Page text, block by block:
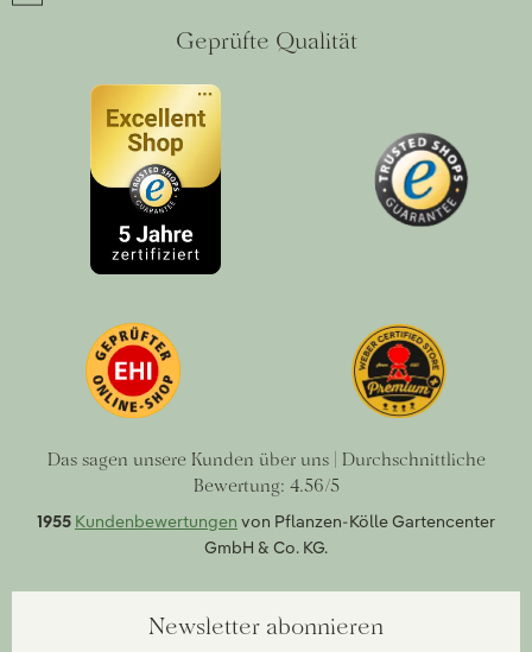
Geprüfte Qualität
Das sagen unsere Kunden über uns | Durchschnittliche
Bewertung: 4.56/5
1955 Kundenbewertungen von Pflanzen-Kölle Gartencenter
GmbH & Co. KG.
Newsletter abonnieren